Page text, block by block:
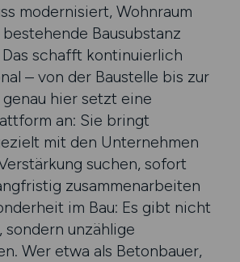
modernisiert, Wohnraum
Bausubstanz
schafft kontinuierlich
– von der Baustelle bis zur
hier setzt eine
an: Sie bringt
mit den Unternehmen
suchen, sofort
zusammenarbeiten
im Bau: Es gibt nicht
sondern unzählige
Wer etwa als Betonbauer,